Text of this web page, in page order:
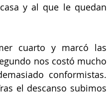
y al que le quedan
cuarto y marcó las
nos costó mucho
conformistas.
el descanso subimos